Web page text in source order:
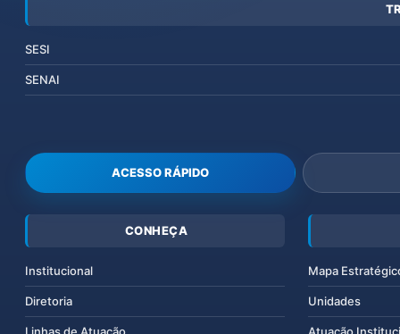
SESI
SENAI
ACESSO RÁPIDO
CONHEÇA
Institucional
Diretoria
Linhas de Atuação
Mapa
Unidades
Atuação